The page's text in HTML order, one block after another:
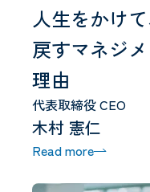
人生をかけ
戻すマネジ
理由
代表取締役 CEO
木村 憲仁
Read more